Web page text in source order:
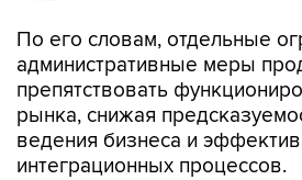
По его словам, отдельные
административные меры
препятствовать
рынка, снижая
ведения бизнеса и
интеграционных процессов.